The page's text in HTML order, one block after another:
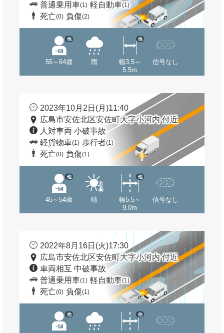
普通乗用車(1) 軽自動車(1)
死亡(0) 負傷(2)
55～64歳
他
雨
幅3.5～
5.5m
他
信号なし
2023年10月2日(月)11:40
広島市安佐北区安佐町大字小河内 付近
人対車両 小破事故
軽貨物車(1) 歩行者(1)
死亡(0) 負傷(1)
45～54歳
他
晴
幅5.5～
9.0m
他
信号なし
2022年8月16日(火)17:30
広島市安佐北区安佐町大字小河内 付近
車両相互 中破事故
普通乗用車(1) 軽自動車(1)
死亡(0) 負傷(1)
他 他